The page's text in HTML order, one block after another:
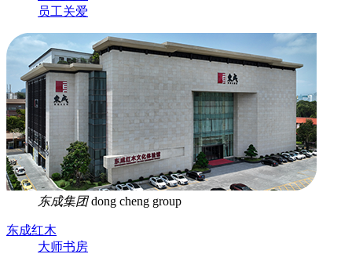
员工关爱
东成集团 dong cheng group
东成红木
大师书房